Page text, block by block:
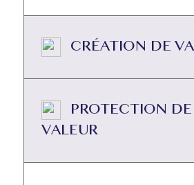
CRÉATION DE
PROTECTION
VALEUR